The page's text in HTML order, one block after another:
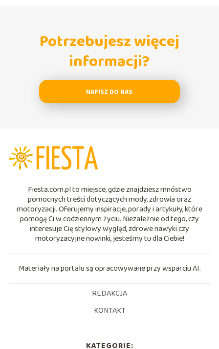
Potrzebujesz więcej
informacji?
NAPISZ DO NAS
Fiesta.com.pl to miejsce, gdzie znajdziesz mnóstwo
pomocnych treści dotyczących mody, zdrowia oraz
motoryzacji. Oferujemy inspiracje, porady i artykuły, które
pomogą Ci w codziennym życiu. Niezależnie od tego, czy
interesuje Cię stylowy wygląd, zdrowe nawyki czy
motoryzacyjne nowinki, jesteśmy tu dla Ciebie!
Materiały na portalu są opracowywane przy wsparciu AI.
REDAKCJA
KONTAKT
KATEGORIE: